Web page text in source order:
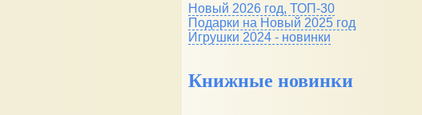
Новый 2026 год, ТОП-30
Подарки на Новый 2025 год
Игрушки 2024 - новинки
Книжные новинки